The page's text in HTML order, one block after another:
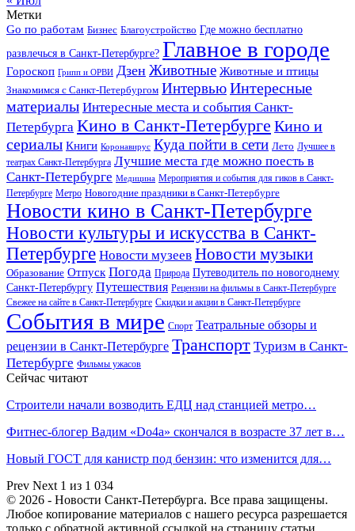
Метки
Go по работам Бизнес Благоустройство Где можно бесплатно
развлечься в Санкт-Петербурге? Главное в городе
Гороскоп Грипп и ОРВИ Дзен Животные Животные и птицы
Знакомимся с Санкт-Петербургом ИнтервьюИнтересные
материалы Интересные места и события Санкт-
Петербурга Кино в Санкт-Петербурге Кино и
сериалы Книги Коронавирус Куда пойти в сети Лето Лучшее в
театрах Санкт-Петербурга Лучшие места где можно поесть в
Санкт-Петербурге Медицина Мероприятия и события для гиков в Санкт-
Петербурге Метро Новогодние праздники в Санкт-Петербурге
Новости кино в Санкт-Петербурге
Новости культуры и искусства в Санкт-
Петербурге Новости музеев Новости музыки
Образование Отпуск Погода Природа Путеводитель по новогоднему
Санкт-Петербургу Путешествия Рецензии на фильмы в Санкт-Петербурге
Свежее на сайте в Санкт-Петербурге Скидки и акции в Санкт-Петербурге
События в мире Спорт Театральные обзоры и
рецензии в Санкт-Петербурге Транспорт Туризм в Санкт-
Петербурге Фильмы ужасов
Сейчас читают
Строители начали возводить ЕДЦ над станцией метро…
Фитнес-блогер Вадим «Do4a» скончался в возрасте 37 лет в…
Новый ГОСТ для канистр под бензин: что изменится для…
Prev Next 1 из 1 034
© 2026 - Новости Санкт-Петербурга. Все права защищены.
Любое копирование материалов с нашего ресурса разрешается
только с обратной активной ссылкой на страницу статьи.